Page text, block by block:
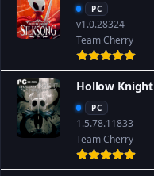
PC
v1.0.28324
Team Cherry
Hollow Knight
PC
1.5.78.11833
Team Cherry